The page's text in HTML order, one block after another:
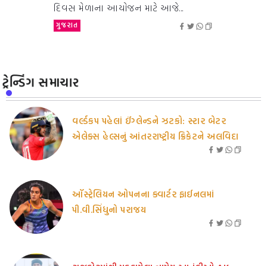
દિવસ મેળાના આયોજન માટે આજે...
ગુજરાત
ટ્રેન્ડિંગ સમાચાર
વર્લ્ડકપ પહેલાં ઈંગ્લેન્ડને ઝટકો: સ્ટાર બેટર
એલેક્સ હેલ્સનું આંતરરાષ્ટ્રીય ક્રિકેટને અલવિદા
ઑસ્ટ્રેલિયન ઓપનના ક્વાર્ટર ફાઈનલમાં
પી.વી.સિંધુનો પરાજય